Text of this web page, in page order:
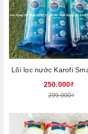
250.000₫
299.000₫